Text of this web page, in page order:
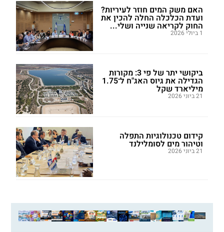
האם משק המים חוזר לעיריות?
ועדת הכלכלה החלה להכין את
החוק לקריאה שנייה ושלי...
1 ביולי 2026
ביקושי יתר של פי 3: מקורות
הגדילה את גיוס האג"ח ל־1.75
מיליארד שקל
21 ביוני 2026
קידום טכנולוגיות התפלה
וטיהור מים לסומלילנד
21 ביוני 2026